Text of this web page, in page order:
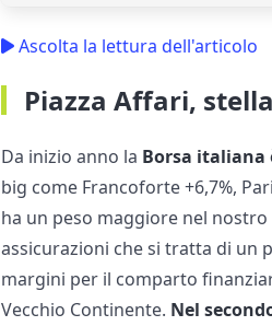
Ascolta la lettura dell'articolo
Piazza Affari,
Da inizio anno la Borsa italiana
big come Francoforte +6,7%,
ha un peso maggiore nel
assicurazioni che si tratta di un
margini per il comparto
Vecchio Continente. Nel